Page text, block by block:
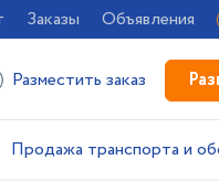
Заказы Объявления
Разместить заказ
Продажа транспорта и